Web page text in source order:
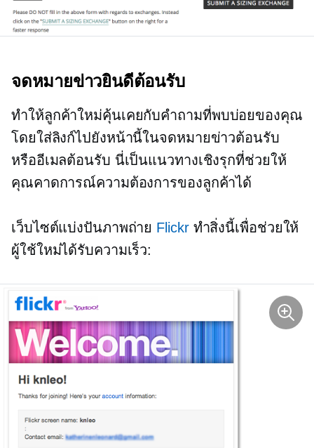
จดหมายข่าวยินดีต้อนรับ
ทำให้ลูกค้าใหม่คุ้นเคยกับคำถามที่พบบ่อยของคุณ
โดยใส่ลิงก์ไปยังหน้านี้ในจดหมายข่าวต้อนรับ
หรืออีเมลต้อนรับ นี่เป็นแนวทางเชิงรุกที่ช่วยให้
คุณคาดการณ์ความต้องการของลูกค้าได้
เว็บไซต์แบ่งปันภาพถ่าย Flickrทำสิ่งนี้เพื่อช่วยให้
ผู้ใช้ใหม่ได้รับความเร็ว: